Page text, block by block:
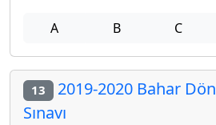
A B C
13 2019-2020 Bahar
Sınavı